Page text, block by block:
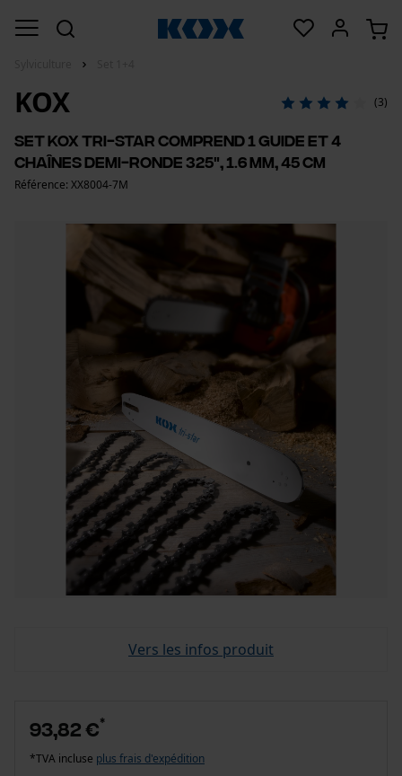
KOX (3)
Set KOX Tri-Star comprend 1 guide et 4
chaînes demi-ronde 325", 1.6 mm, 45 cm
Référence: XX8004-7M
Vers les infos produit
93,82 €*
*TVA incluse plus frais d'expédition